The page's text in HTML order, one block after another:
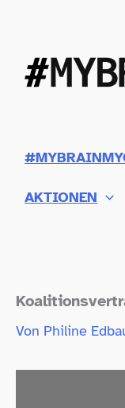
springen
AKTIONEN
Von Philine